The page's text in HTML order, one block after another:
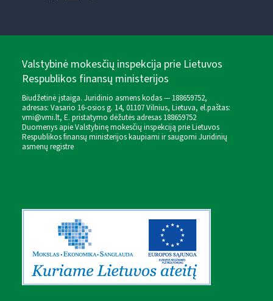
Valstybinė mokesčių inspekcija prie Lietuvos
Respublikos finansų ministerijos
Biudžetinė įstaiga. Juridinio asmens kodas — 188659752,
adresas: Vasario 16-osios g. 14, 01107 Vilnius, Lietuva, el.paštas:
vmi@vmi.lt, E. pristatymo dėžutės adresas 188659752
Duomenys apie Valstybinę mokesčių inspekciją prie Lietuvos
Respublikos finansų ministerijos kaupiami ir saugomi Juridinių
asmenų registre